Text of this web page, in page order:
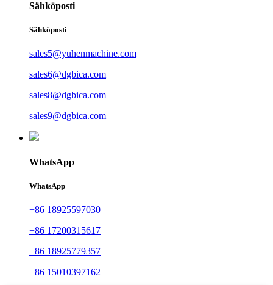
Sähköposti
Sähköposti
sales5@yuhenmachine.com
sales6@dgbica.com
sales8@dgbica.com
sales9@dgbica.com
WhatsApp
WhatsApp
+86 18925597030
+86 17200315617
+86 18925779357
+86 15010397162